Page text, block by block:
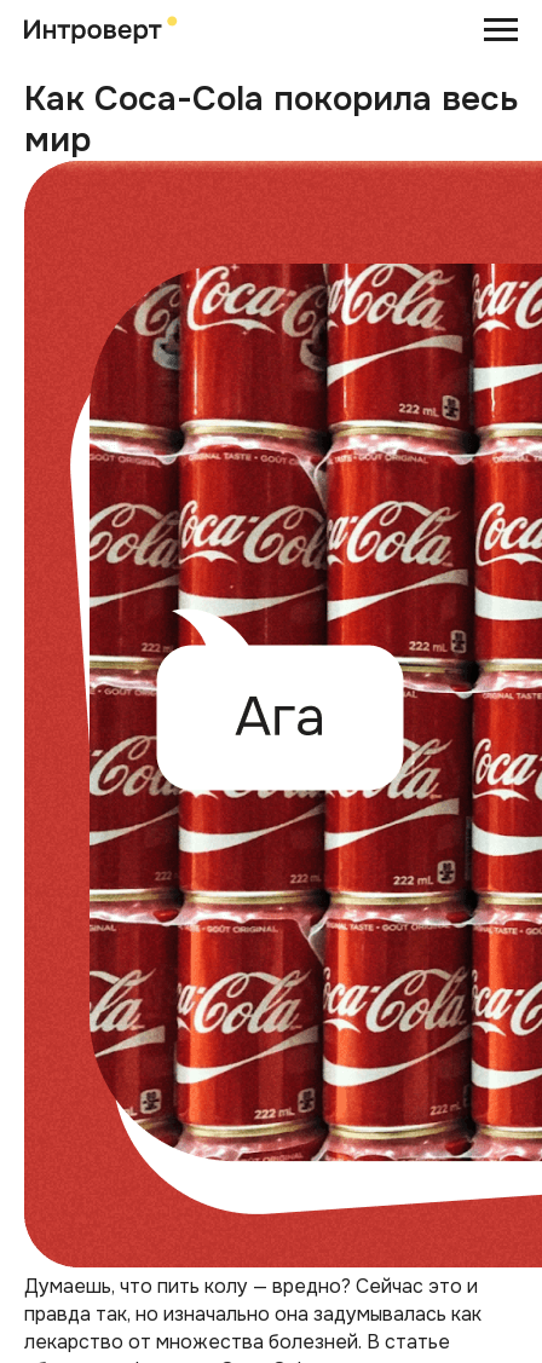
Как Coca-Cola покорила весь
мир
Думаешь, что пить колу — вредно? Сейчас это и
правда так, но изначально она задумывалась как
лекарство от множества болезней. В статье